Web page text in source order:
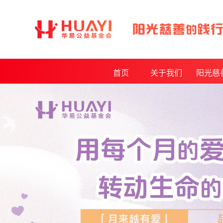
首页 关于我们
理事会及监事会
基金会章程制度
获得荣誉
资质证书
阳光慈
年度报
审计报
公开采购